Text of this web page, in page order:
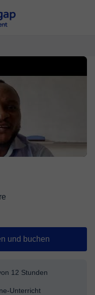
und buchen
12 Stunden
Unterricht